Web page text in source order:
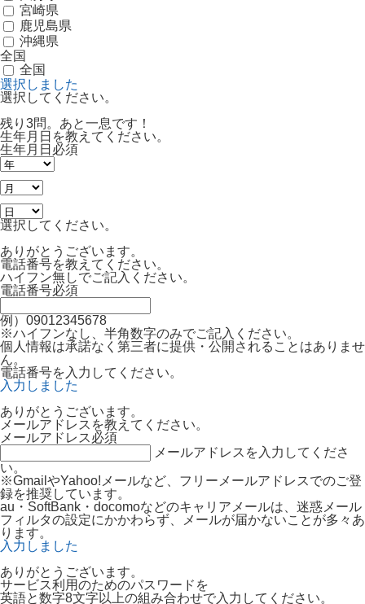
宮崎県
鹿児島県
沖縄県
全国
全国
選択しました
選択してください。
残り3問。あと一息です！
生年月日を教えてください。
生年月日 必須
選択してください。
ありがとうございます。
電話番号を教えてください。
ハイフン無しでご記入ください。
電話番号必須
例）09012345678
※ハイフンなし、半角数字のみでご記入ください。
個人情報は承諾なく第三者に提供・公開されることはありませ
ん。
電話番号を入力してください。
入力しました
ありがとうございます。
メールアドレスを教えてください。
メールアドレス必須
メールアドレスを入力してくださ
い。
※GmailやYahoo!メールなど、フリーメールアドレスでのご登
録を推奨しています。
au・SoftBank・docomoなどのキャリアメールは、迷惑メール
フィルタの設定にかかわらず、メールが届かないことが多々あ
ります。
入力しました
ありがとうございます。
サービス利用のためのパスワードを
英語と数字8文字以上の組み合わせで入力してください。